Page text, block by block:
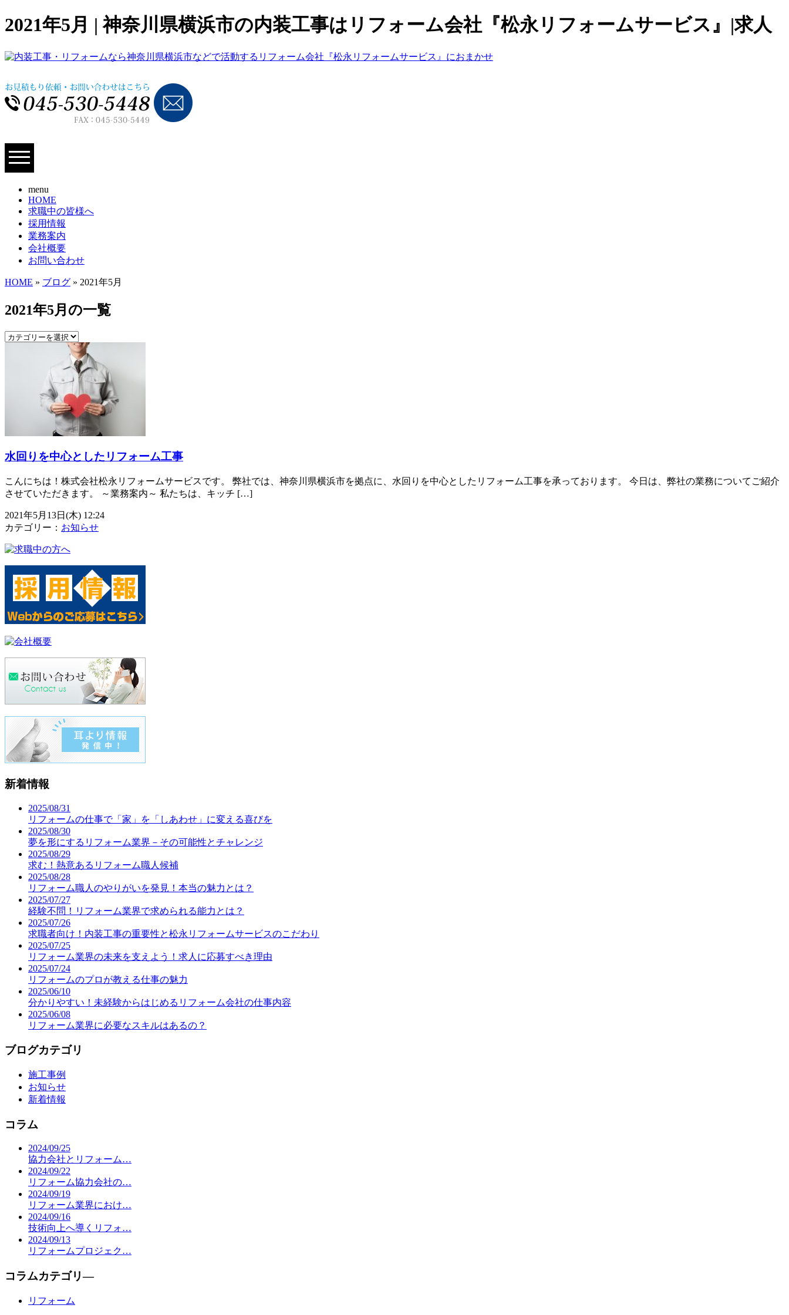
2021年5月 | 神奈川県横浜市の内装工事はリフォーム会社『松永リフォームサービス』|求人
menu
HOME
求職中の皆様へ
採用情報
業務案内
会社概要
お問い合わせ
HOME » ブログ » 2021年5月
2021年5月の一覧
水回りを中心としたリフォーム工事
こんにちは！株式会社松永リフォームサービスです。 弊社では、神奈川県横浜市を拠点に、水回りを中心としたリフォーム工事を承っております。 今日は、弊社の業務についてご紹介
させていただきます。 ～業務案内～ 私たちは、キッチ […]
2021年5月13日(木) 12:24
カテゴリー： お知らせ
新着情報
2025/08/31
リフォームの仕事で「家」を「しあわせ」に変える喜びを
2025/08/30
夢を形にするリフォーム業界－その可能性とチャレンジ
2025/08/29
求む！熱意あるリフォーム職人候補
2025/08/28
リフォーム職人のやりがいを発見！本当の魅力とは？
2025/07/27
経験不問！リフォーム業界で求められる能力とは？
2025/07/26
求職者向け！内装工事の重要性と松永リフォームサービスのこだわり
2025/07/25
リフォーム業界の未来を支えよう！求人に応募すべき理由
2025/07/24
リフォームのプロが教える仕事の魅力
2025/06/10
分かりやすい！未経験からはじめるリフォーム会社の仕事内容
2025/06/08
リフォーム業界に必要なスキルはあるの？
ブログカテゴリ
施工事例
お知らせ
新着情報
コラム
2024/09/25
協力会社とリフォーム…
2024/09/22
リフォーム協力会社の…
2024/09/19
リフォーム業界におけ…
2024/09/16
技術向上へ導くリフォ…
2024/09/13
リフォームプロジェク…
コラムカテゴリ―
リフォーム